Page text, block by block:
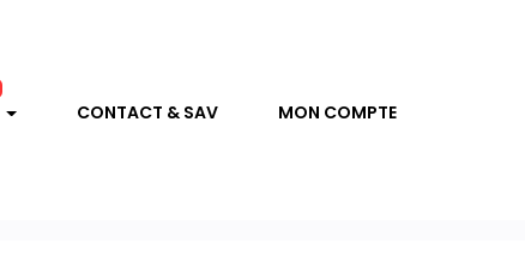
CONTACT & SAV MON COMPTE